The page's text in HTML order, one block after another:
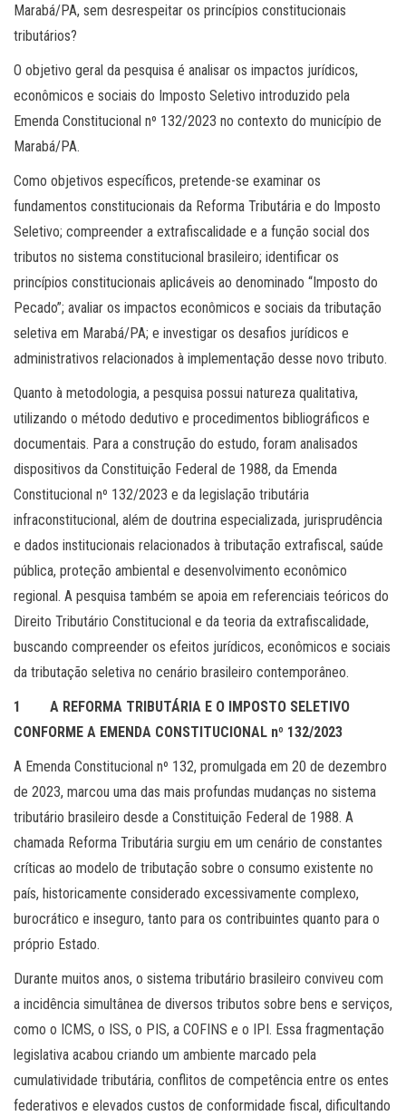
Marabá/PA, sem desrespeitar os princípios constitucionais
tributários?
O objetivo geral da pesquisa é analisar os impactos jurídicos,
econômicos e sociais do Imposto Seletivo introduzido pela
Emenda Constitucional nº 132/2023 no contexto do município de
Marabá/PA.
Como objetivos específicos, pretende-se examinar os
fundamentos constitucionais da Reforma Tributária e do Imposto
Seletivo; compreender a extrafiscalidade e a função social dos
tributos no sistema constitucional brasileiro; identificar os
princípios constitucionais aplicáveis ao denominado “Imposto do
Pecado”; avaliar os impactos econômicos e sociais da tributação
seletiva em Marabá/PA; e investigar os desafios jurídicos e
administrativos relacionados à implementação desse novo tributo.
Quanto à metodologia, a pesquisa possui natureza qualitativa,
utilizando o método dedutivo e procedimentos bibliográficos e
documentais. Para a construção do estudo, foram analisados
dispositivos da Constituição Federal de 1988, da Emenda
Constitucional nº 132/2023 e da legislação tributária
infraconstitucional, além de doutrina especializada, jurisprudência
e dados institucionais relacionados à tributação extrafiscal, saúde
pública, proteção ambiental e desenvolvimento econômico
regional. A pesquisa também se apoia em referenciais teóricos do
Direito Tributário Constitucional e da teoria da extrafiscalidade,
buscando compreender os efeitos jurídicos, econômicos e sociais
da tributação seletiva no cenário brasileiro contemporâneo.
1 A REFORMA TRIBUTÁRIA E O IMPOSTO SELETIVO
CONFORME A EMENDA CONSTITUCIONAL nº 132/2023
A Emenda Constitucional nº 132, promulgada em 20 de dezembro
de 2023, marcou uma das mais profundas mudanças no sistema
tributário brasileiro desde a Constituição Federal de 1988. A
chamada Reforma Tributária surgiu em um cenário de constantes
críticas ao modelo de tributação sobre o consumo existente no
país, historicamente considerado excessivamente complexo,
burocrático e inseguro, tanto para os contribuintes quanto para o
próprio Estado.
Durante muitos anos, o sistema tributário brasileiro conviveu com
a incidência simultânea de diversos tributos sobre bens e serviços,
como o ICMS, o ISS, o PIS, a COFINS e o IPI. Essa fragmentação
legislativa acabou criando um ambiente marcado pela
cumulatividade tributária, conflitos de competência entre os entes
federativos e elevados custos de conformidade fiscal, dificultando